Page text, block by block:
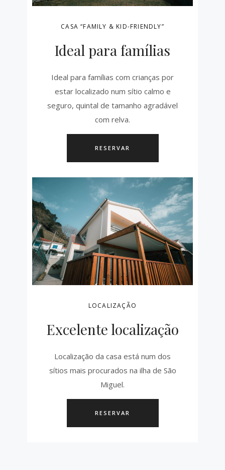
CASA “FAMILY & KID-FRIENDLY”
Ideal para famílias
Ideal para famílias com crianças por
estar localizado num sítio calmo e
seguro, quintal de tamanho agradável
com relva.
RESERVAR
LOCALIZAÇÃO
Excelente localização
Localização da casa está num dos
sítios mais procurados na ilha de São
Miguel.
RESERVAR